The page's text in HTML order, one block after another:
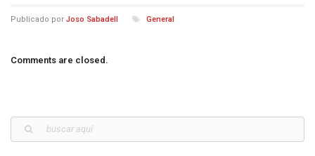
Publicado por Joso Sabadell General
Comments are closed.